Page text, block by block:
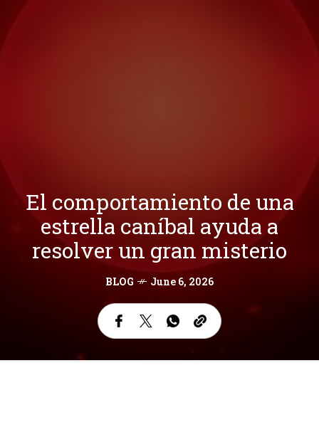
El comportamiento de una
estrella caníbal ayuda a
resolver un gran misterio
BLOG June 6, 2026